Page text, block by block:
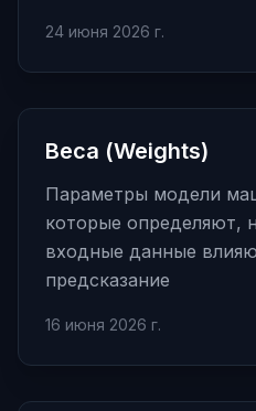
24 июня 2026 г.
Веса (Weights)
Параметры модели
которые определяют,
входные данные
предсказание
16 июня 2026 г.